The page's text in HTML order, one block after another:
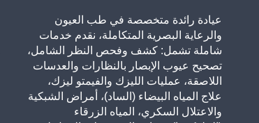
عيادة رائدة متخصصة في طب العيون
والرعاية البصرية المتكاملة، نقدم خدمات
شاملة تشمل: كشف وفحص النظر الشامل،
تصحيح عيوب الإبصار بالنظارات والعدسات
اللاصقة، عمليات الليزك والفيمتو ليزك،
علاج المياه البيضاء (الساد)، أمراض الشبكية
والاعتلال السكري، المياه الزرقاء